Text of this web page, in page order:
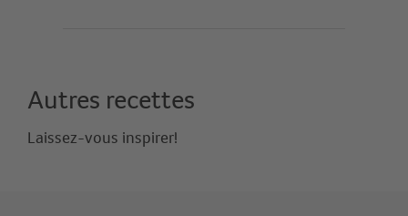
Autres recettes
Laissez-vous inspirer!